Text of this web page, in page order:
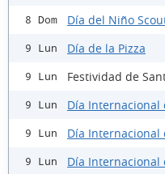
8 Dom Día del Niño
9 Lun Día de la Pizza
9 Lun Festividad de
9 Lun Día Internacional
9 Lun Día Internacional
9 Lun Día Internacional